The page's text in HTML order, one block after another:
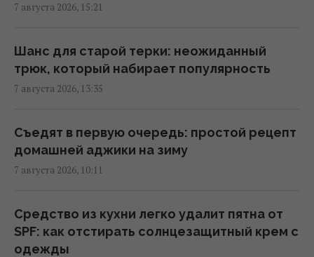
14:17 пятница, 07 августа 2026
Козлы-предатели помогли уничтожить
14:10 пятница, 07 августа 2026
Зачем оставлять салфетку на полу:
13:54 пятница, 07 августа 2026
7 августа 2026, 15:21
Шанс для старой терки: неожиданный
трюк, который набирает популярность
7 августа 2026, 13:35
Съедят в первую очередь: простой рецепт
домашней аджики на зиму
7 августа 2026, 10:11
Средство из кухни легко удалит пятна от
SPF: как отстирать солнцезащитный крем с
одежды